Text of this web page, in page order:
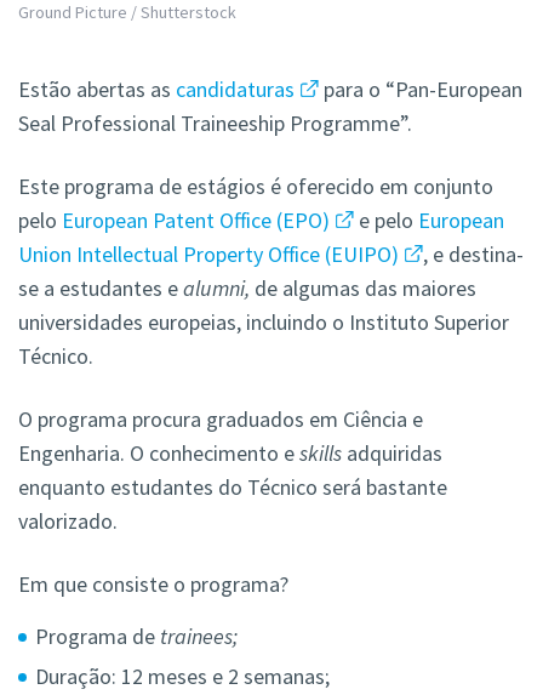
Ground Picture / Shutterstock
Estão abertas as candidaturas
para o “Pan-European
Seal Professional Traineeship Programme”.
Este programa de estágios é oferecido em conjunto
pelo European Patent Office (EPO) e pelo European
Union Intellectual Property Office (EUIPO)
, e destina-
se a estudantes ealumni, de algumas das maiores
universidades europeias, incluindo o Instituto Superior
Técnico.
O programa procura graduados em Ciência e
Engenharia. O conhecimento eskills adquiridas
enquanto estudantes do Técnico será bastante
valorizado.
Em que consiste o programa?
Programa de trainees;
Duração: 12 meses e 2 semanas;